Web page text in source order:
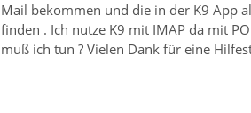
Mail bekommen und die in der K9 App
finden . Ich nutze K9 mit IMAP da mit
muß ich tun ? Vielen Dank für eine